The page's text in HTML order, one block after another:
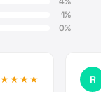
1%
0%
R